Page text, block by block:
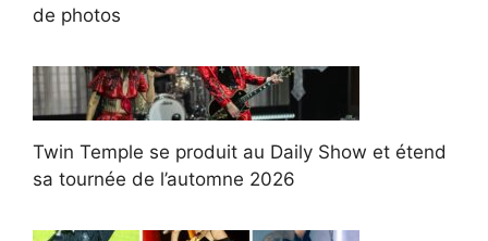
de photos
Twin Temple se produit au Daily Show et étend
sa tournée de l’automne 2026